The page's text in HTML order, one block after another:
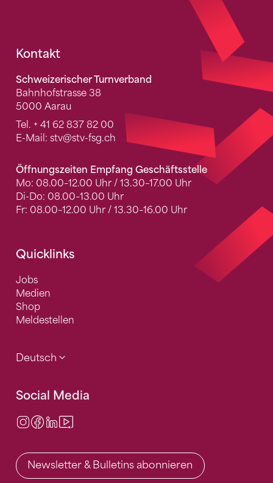
Fusszeile
Kontakt
Schweizerischer Turnverband
Bahnhofstrasse 38
5000 Aarau
Tel. + 41 62 837 82 00
E-Mail: stv@stv-fsg.ch
Öffnungszeiten Empfang Geschäftsstelle
Mo: 08.00–12.00 Uhr / 13.30–17.00 Uhr
Di-Do: 08.00–13.00 Uhr
Fr: 08.00–12.00 Uhr / 13.30–16.00 Uhr
Quicklinks
Jobs
Medien
Shop
Meldestellen
Deutsch
Social Media
Instagram
Facebook
LinkedIn
Newsletter & Bulletins abonnieren